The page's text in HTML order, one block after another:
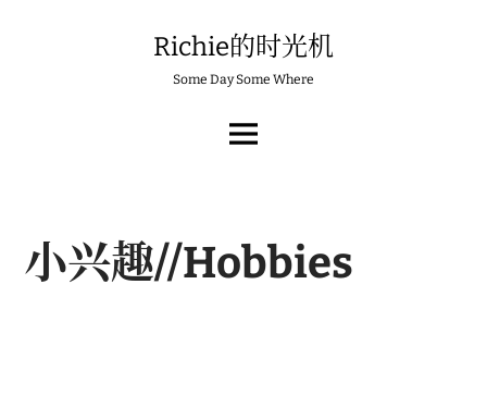
Richie的时光机
Some Day Some Where
MENU
小兴趣//Hobbies